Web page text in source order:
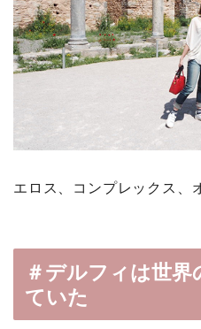
エロス、コンプレックス、
＃デルフィは世
ていた